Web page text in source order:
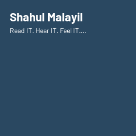
content
Shahul Malayil
Read IT. Hear IT. Feel IT….